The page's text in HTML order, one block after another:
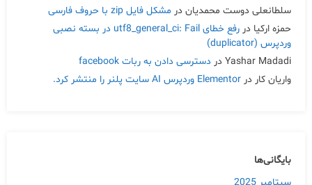
سلطانعلی دوست محمدیان در مشکل فایل zip با حروف فارسی
حمزه ارکیا در
رفع خطای utf8_general_ci: Fail در بسته نصبی
وردپرس (duplicator)
Yashar Madadi در دسترسی دادن به ربات facebook
واریان کار در Elementor وردپرس AI سایت پلنر را منتشر کرد.
بایگانی‌ها